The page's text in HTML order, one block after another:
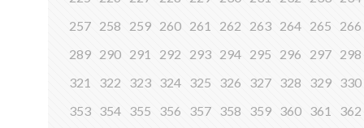
257 258 259 260 261 262 263 264 265
266
289 290 291 292 293 294 295 296 297 298
321
322 323 324 325 326 327 328 329 330
353 354 355 356 357 358 359 360 361
362